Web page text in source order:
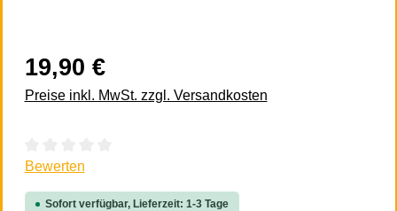
19,90 €
Preise inkl. MwSt. zzgl. Versandkosten
Durchschnittliche Bewertung von 0 von 5 Sternen
Bewerten
Sofort verfügbar, Lieferzeit: 1-3 Tage